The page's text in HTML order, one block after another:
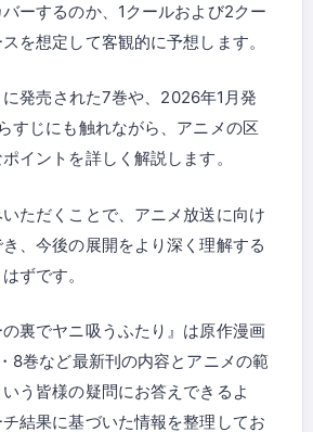
ーするのか、1クールおよび2クー
を想定して客観的に予想します。
発売された7巻や、2026年1月発
すじにも触れながら、アニメの区
イントを詳しく解説します。
ただくことで、アニメ放送に向け
、今後の展開をより深く理解する
ずです。
裏でヤニ吸うふたり』は原作漫画
8巻など最新刊の内容とアニメの範
う皆様の疑問にお答えできるよ
結果に基づいた情報を整理してお